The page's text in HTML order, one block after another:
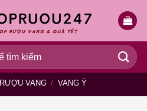
RƯỢU VANG / VANG Ý